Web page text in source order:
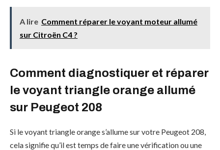
A lire Comment réparer le voyant moteur allumé
sur Citroën C4 ?
Comment diagnostiquer et réparer
le voyant triangle orange allumé
sur Peugeot 208
Si le voyant triangle orange s’allume sur votre Peugeot 208,
cela signifie qu’il est temps de faire une vérification ou une